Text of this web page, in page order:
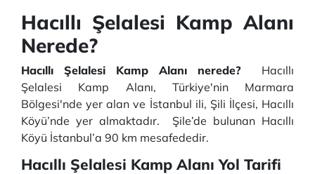
Hacıllı Şelalesi Kamp Alanı
Nerede?
Hacıllı Şelalesi Kamp Alanı nerede?
Hacıllı
Şelalesi Kamp Alanı, Türkiye'nin Marmara
Bölgesi'nde yer alan ve İstanbul ili, Şili İlçesi, Hacıllı
Köyü’nde yer almaktadır. Şile’de bulunan Hacıllı
Köyü İstanbul’a 90 km mesafededir.
Hacıllı Şelalesi Kamp Alanı Yol Tarifi